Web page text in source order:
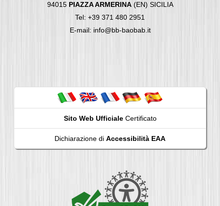
94015 PIAZZA ARMERINA(EN) SICILIA
Tel: +39 371 480 2951
E-mail: info@bb-baobab.it
Sito Web UfficialeCertificato
Dichiarazione di Accessibilità EAA